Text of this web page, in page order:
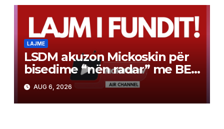
LAJME
LSDM akuzon Mickoskin për
bisedime “nën radar” me BE-
nëAUG 6, 2026